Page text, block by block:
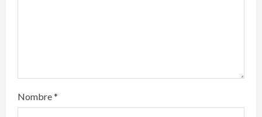
Nombre*